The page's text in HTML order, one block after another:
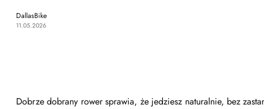
DallasBike
11.05.2026
Dobrze dobrany rower sprawia, że jedziesz naturalnie, bez